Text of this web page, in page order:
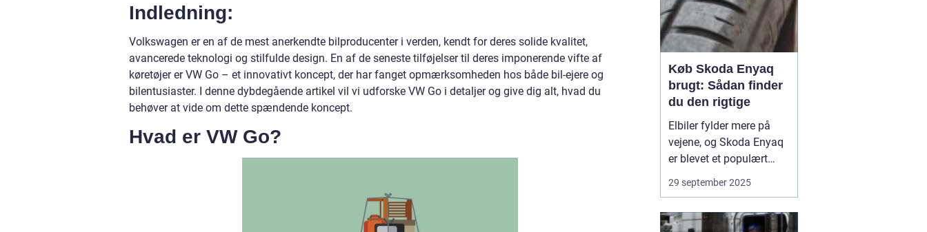
Indledning:
Volkswagen er en af de mest anerkendte bilproducenter i verden, kendt for deres solide kvalitet,
avancerede teknologi og stilfulde design. En af de seneste tilføjelser til deres imponerende vifte af
køretøjer er VW Go – et innovativt koncept, der har fanget opmærksomheden hos både bil-ejere og
bilentusiaster. I denne dybdegående artikel vil vi udforske VW Go i detaljer og give dig alt, hvad du
behøver at vide om dette spændende koncept.
Hvad er VW Go?
Køb Skoda Enyaq
brugt: Sådan finder
du den rigtige
Elbiler fylder mere på
vejene, og Skoda Enyaq
er blevet et populært
valg. Den er rummelig,
kører langt på en
i hverdagen. Overvejer
29 september 2025